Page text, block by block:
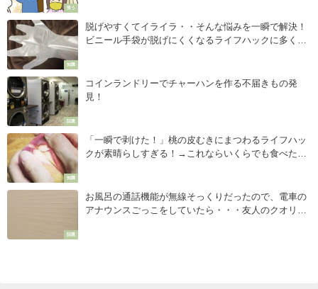
笑う
知識
脱げやすくてイライラ・・そんな悩みを一瞬で解決！
ビニール手袋が脱げにくくなるライフハックに多くの
話題
コインランドリーでチャーハンを作る不届きもの発
見！
知識
「一瞬で剥けた！」桃の皮むきにまつわるライフハッ
クが素晴らしすぎる！→これならいくらでも食べたい
話題
お風呂の通話機能が無線そっくりだったので、電車の
アナウンスごっこをしていたら・・・友人のクオリテ